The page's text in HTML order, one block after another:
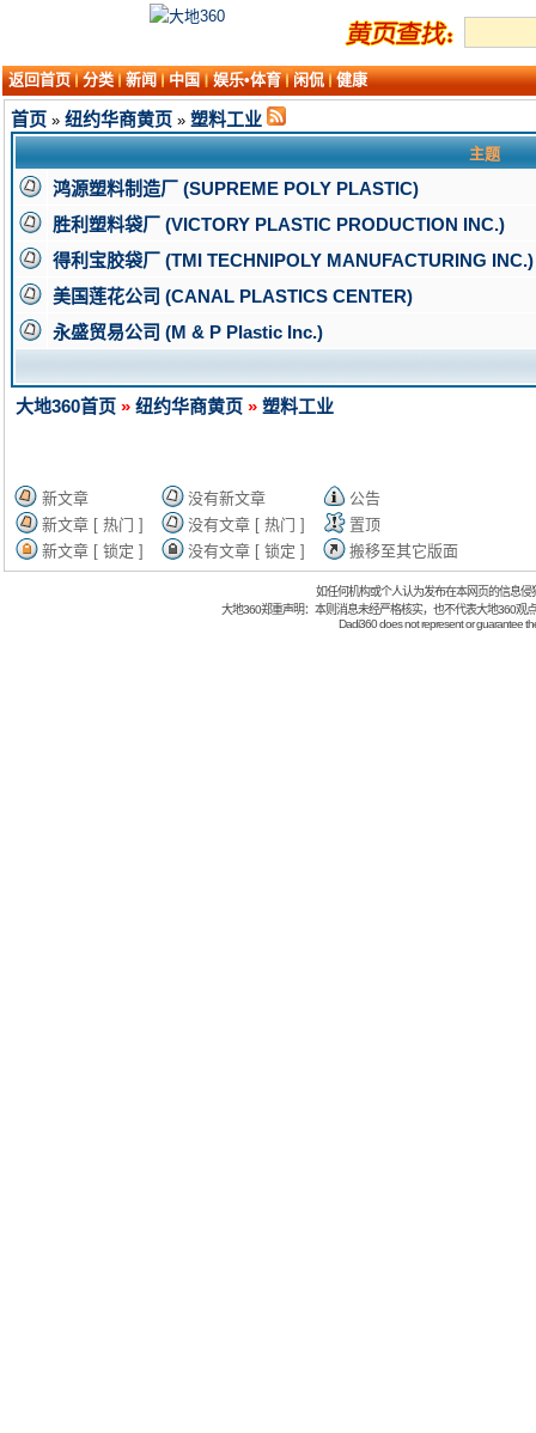
返回首页 分类 新闻 中国 娱乐•体育 闲侃 健康
首页 » 纽约华商黄页 » 塑料工业
主题
鸿源塑料制造厂 (SUPREME POLY PLASTIC)
胜利塑料袋厂 (VICTORY PLASTIC PRODUCTION INC.)
得利宝胶袋厂 (TMI TECHNIPOLY MANUFACTURING INC.)
美国莲花公司 (CANAL PLASTICS CENTER)
永盛贸易公司 (M & P Plastic Inc.)
大地360首页 » 纽约华商黄页 » 塑料工业
新文章 没有新文章
公告
新文章 [ 热门 ]
没有文章 [ 热门 ]
置顶
新文章 [ 锁定 ]
没有文章 [ 锁定 ] 搬移至其它版面
如任何机构或个人认为发布在本网页的信息
大地360郑重声明：本则消息未经严格核实，也不代表大地360观
Dadi360 does not represent or guarantee